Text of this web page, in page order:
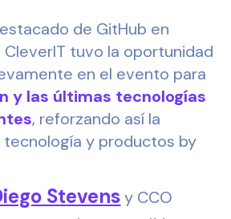
de GitHub en
tuvo la oportunidad
en el evento para
y las últimas tecnologías
, reforzando así la
tecnología y productos by
Stevens y CCO